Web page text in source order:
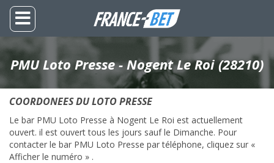
PMU Loto Presse - Nogent Le Roi (28210)
COORDONEES DU LOTO PRESSE
Le bar PMU Loto Presse à Nogent Le Roi est actuellement
ouvert. il est ouvert tous les jours sauf le Dimanche. Pour
contacter le bar PMU Loto Presse par téléphone, cliquez sur «
Afficher le numéro » .